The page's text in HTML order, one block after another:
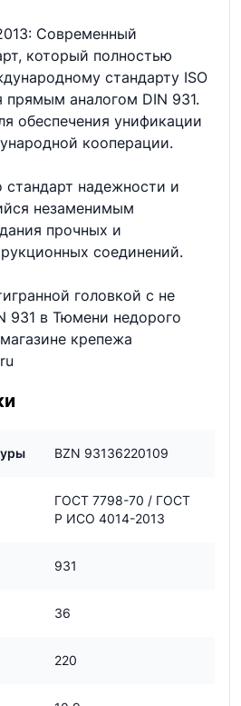
Современный
который полностью
стандарту ISO
прямым аналогом DIN 931.
обеспечения унификации
кооперации.
надежности и
незаменимым
прочных и
соединений.
головкой с не
931 в Тюмени недорого
крепежа
BZN 93136220109
ГОСТ 7798-70 / ГОСТ
Р ИСО 4014-2013
931
36
220